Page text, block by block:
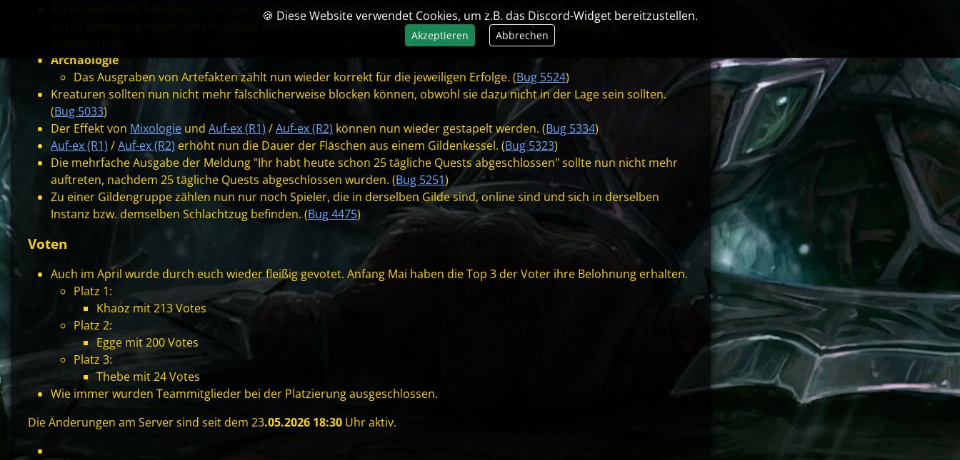
🍪 Diese Website verwendet Cookies, um z.B. das Discord-Widget bereitzustellen.
Akzeptieren Abbrechen
Ein Fehler wurde behoben, durch den Zauber bei bestimmten Bewegungsarten nicht abgebrochen wurden, obwohl sie
durch Bewegung hätten unterbrochen werden müssen. Zauber werden nun wieder korrekt bei Bewegung
Archäologie
Das Ausgraben von Artefakten zählt nun wieder korrekt für die jeweiligen Erfolge. (Bug 5524)
Kreaturen sollten nun nicht mehr fälschlicherweise blocken können, obwohl sie dazu nicht in der Lage sein sollten.
(Bug 5033)
Der Effekt von Mixologie und Auf-ex (R1)/Auf-ex (R2) können nun wieder gestapelt werden. (Bug 5334)
Auf-ex (R1) /Auf-ex (R2) erhöht nun die Dauer der Fläschen aus einem Gildenkessel. (Bug 5323)
Die mehrfache Ausgabe der Meldung "Ihr habt heute schon 25 tägliche Quests abgeschlossen" sollte nun nicht mehr
auftreten, nachdem 25 tägliche Quests abgeschlossen wurden. (Bug 5251)
Zu einer Gildengruppe zählen nun nur noch Spieler, die in derselben Gilde sind, online sind und sich in derselben
Instanz bzw. demselben Schlachtzug befinden. (Bug 4475)
Voten
Auch im April wurde durch euch wieder fleißig gevotet. Anfang Mai haben die Top 3 der Voter ihre Belohnung erhalten.
Platz 1:
Khaoz mit 213 Votes
Platz 2:
Egge mit 200 Votes
Platz 3:
Thebe mit 24 Votes
Wie immer wurden Teammitglieder bei der Platzierung ausgeschlossen.
Die Änderungen am Server sind seit dem 23.05.2026 18:30 Uhr aktiv.